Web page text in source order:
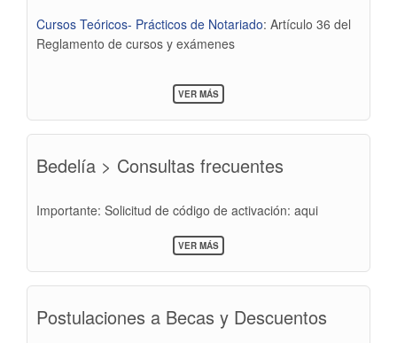
Cursos Teóricos- Prácticos de Notariado: Artículo 36 del
Reglamento de cursos y exámenes
VER MÁSSOBRE
PREVIAS:
PRÁCTICAS
DE
Bedelía > Consultas frecuentes
Importante: Solicitud de código de activación: aqui
VER MÁSSOBRE
BEDELÍA
Postulaciones a Becas y Descuentos